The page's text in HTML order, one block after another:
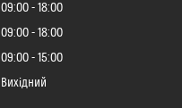
09:00
18:00
09:00
18:00
09:00
15:00
Вихідний